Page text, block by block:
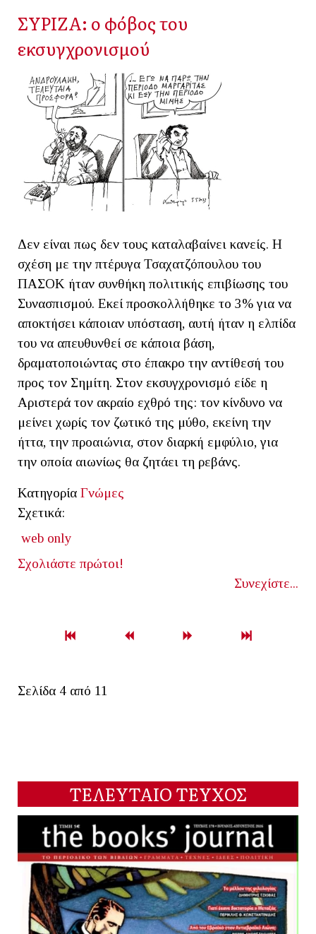
ΣΥΡΙΖΑ: ο φόβος του
εκσυγχρονισμού
Δεν είναι πως δεν τους καταλαβαίνει κανείς. Η
σχέση με την πτέρυγα Τσαχατζόπουλου του
ΠΑΣΟΚ ήταν συνθήκη πολιτικής επιβίωσης του
Συνασπισμού. Εκεί προσκολλήθηκε το 3% για να
αποκτήσει κάποιαν υπόσταση, αυτή ήταν η ελπίδα
του να απευθυνθεί σε κάποια βάση,
δραματοποιώντας στο έπακρο την αντίθεσή του
προς τον Σημίτη. Στον εκσυγχρονισμό είδε η
Αριστερά τον ακραίο εχθρό της: τον κίνδυνο να
μείνει χωρίς τον ζωτικό της μύθο, εκείνη την
ήττα, την προαιώνια, στον διαρκή εμφύλιο, για
την οποία αιωνίως θα ζητάει τη ρεβάνς.
Κατηγορία Γνώμες
Σχετικά:
web only
Σχολιάστε πρώτοι!
Συνεχίστε...
Σελίδα 4 από 11
ΤΕΛΕΥΤΑΙΟ ΤΕΥΧΟΣ